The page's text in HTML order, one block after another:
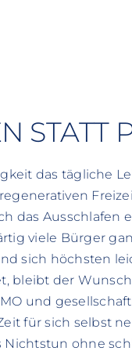
STATT
das tägliche
das Ausschlafen
viele Bürger
sich höchsten
bleibt der
und
für sich selbst
ohne